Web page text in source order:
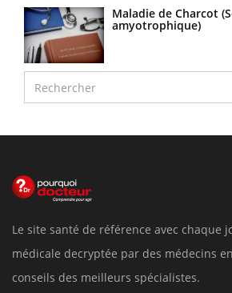
Maladie de Charcot
amyotrophique)
Le site santé de référence avec chaque
médicale decryptée par des médecins
conseils des meilleurs spécialistes.